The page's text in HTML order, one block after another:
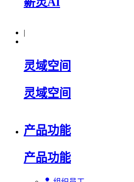
|
灵域空间
灵域空间
产品功能
产品功能